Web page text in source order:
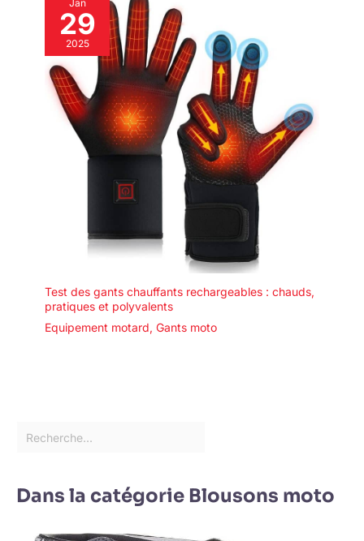
Jan
29
2025
Test des gants chauffants rechargeables : chauds,
pratiques et polyvalents
Equipement motard, Gants moto
Dans la catégorie Blousons moto